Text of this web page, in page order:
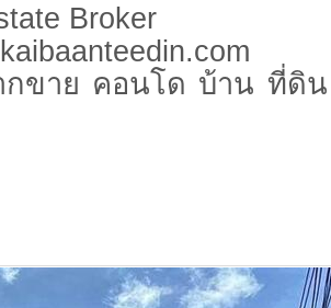
Broker
กขาย คอนโด บ้าน ที่ดิ